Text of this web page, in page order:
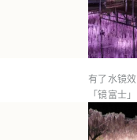
有了水镜
「镜富士」